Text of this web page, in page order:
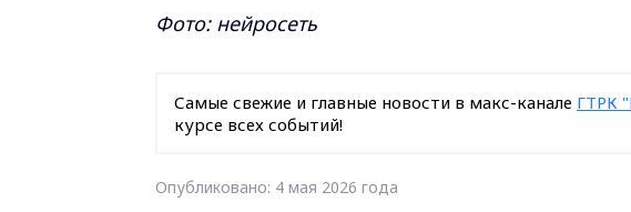
Фото: нейросеть
Самые свежие и главные новости в макс-канале ГТРК
курсе всех событий!
Опубликовано: 4 мая 2026 года